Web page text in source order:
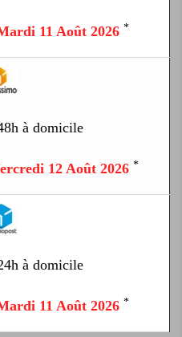
11 Août 2026 *
à domicile
12 Août 2026 *
à domicile
11 Août 2026 *